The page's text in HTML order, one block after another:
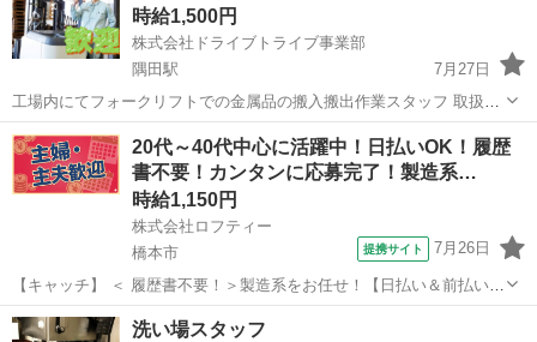
時給1,500円
株式会社ドライブトライブ事業部
隅田駅
7月27日
工場内にてフォークリフトでの金属品の搬入搬出作業スタッフ 取扱商
品・・・金属品 作業比率・・・フォークリフト5割：作業5割 作業場
所・・・工場内 勤務時間・・・8:00～17:00 平均年齢・・・20～50く
らいま...
和歌山 橋本市 隅田駅 倉庫 スタッフ
20代～40代中心に活躍中！日払いOK！履歴
書不要！カンタンに応募完了！製造系…
時給1,150円
株式会社ロフティー
橋本市
提携サイト 7月26日
【キャッチ】 ＜ 履歴書不要！＞製造系をお任せ！【日払い＆前払いあ
り】高時給1150～1438円！未経験OK！ 【コメント】 ＊未経験からお
仕事にチャレンジしたい方 ＊経験を活かしてさらにスキルアップした
和歌山 橋本市 工場
洗い場スタッフ